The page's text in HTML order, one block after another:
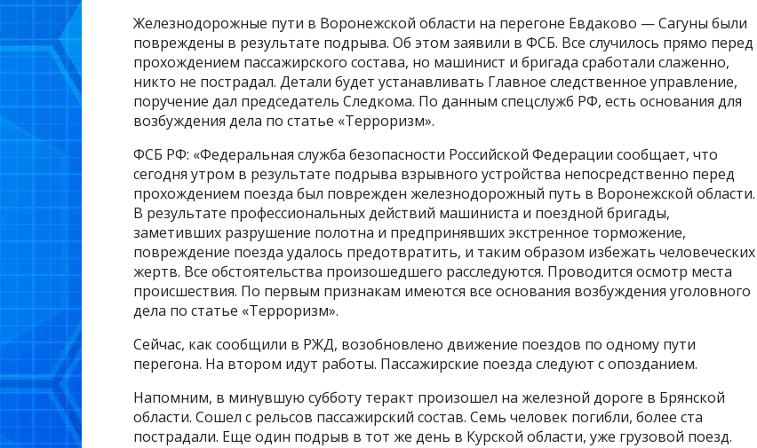
Железнодорожные пути в Воронежской области на перегоне Евдаково — Сагуны были
повреждены в результате подрыва. Об этом заявили в ФСБ. Все случилось прямо перед
прохождением пассажирского состава, но машинист и бригада сработали слаженно,
никто не пострадал. Детали будет устанавливать Главное следственное управление,
поручение дал председатель Следкома. По данным спецслужб РФ, есть основания для
возбуждения дела по статье «Терроризм».
ФСБ РФ: «Федеральная служба безопасности Российской Федерации сообщает, что
сегодня утром в результате подрыва взрывного устройства непосредственно перед
прохождением поезда был поврежден железнодорожный путь в Воронежской области.
В результате профессиональных действий машиниста и поездной бригады,
заметивших разрушение полотна и предпринявших экстренное торможение,
повреждение поезда удалось предотвратить, и таким образом избежать человеческих
жертв. Все обстоятельства произошедшего расследуются. Проводится осмотр места
происшествия. По первым признакам имеются все основания возбуждения уголовного
дела по статье «Терроризм».
Сейчас, как сообщили в РЖД, возобновлено движение поездов по одному пути
перегона. На втором идут работы. Пассажирские поезда следуют с опозданием.
Напомним, в минувшую субботу теракт произошел на железной дороге в Брянской
области. Сошел с рельсов пассажирский состав. Семь человек погибли, более ста
пострадали. Еще один подрыв в тот же день в Курской области, уже грузовой поезд.